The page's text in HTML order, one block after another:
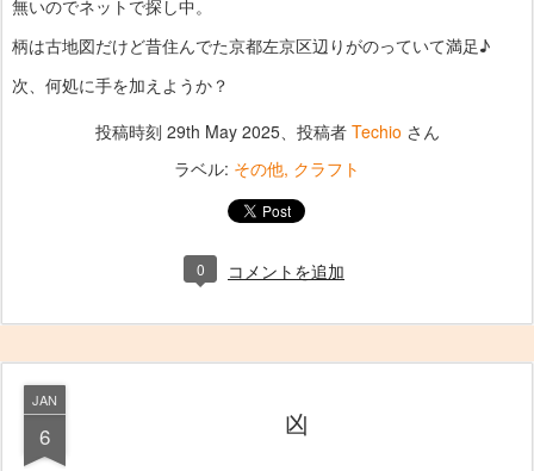
無いのでネットで探し中。
柄は古地図だけど昔住んでた京都左京区辺りがのっていて満足♪
次、何処に手を加えようか？
投稿時刻 29th May 2025、投稿者 Techio さん
ラベル: その他 クラフト
0 コメントを追加
JAN
6 凶